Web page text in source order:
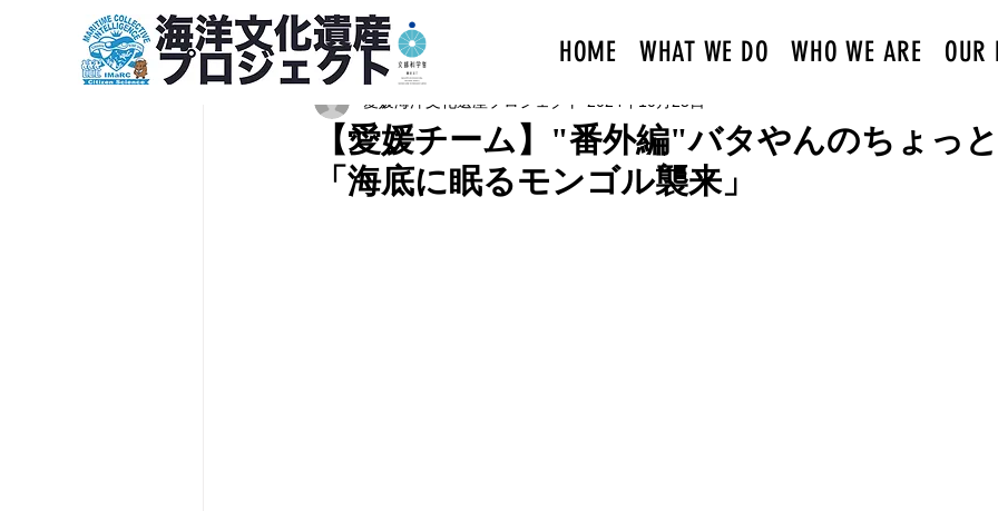
HOME WHAT WE DO WHO WE ARE OUR
【愛媛チーム】"番外編"バタやんのちょっ
「海底に眠るモンゴル襲来」
愛媛海洋文化遺産プロジェクト 2024年10月25日